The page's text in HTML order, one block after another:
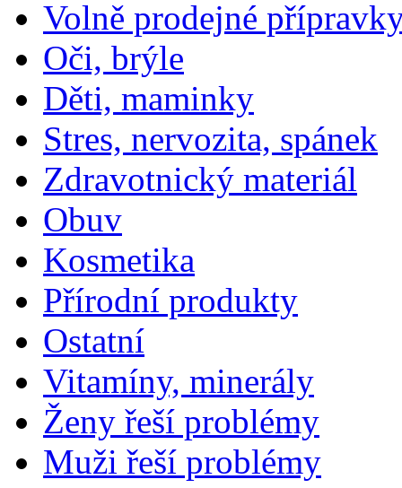
Volně prodejné
Oči, brýle
Děti, maminky
Stres, nervozita, spánek
Zdravotnický materiál
Obuv
Kosmetika
Přírodní produkty
Ostatní
Vitamíny, minerály
Ženy řeší problémy
Muži řeší problémy